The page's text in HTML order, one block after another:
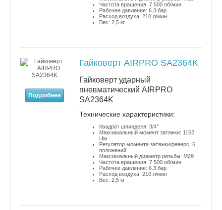
Частота вращения: 7 500 об/мин
Рабочее давление: 6.3 бар
Расход воздуха: 210 л/мин
Вес: 2,5 кг
Подробнее
Гайковерт AIRPRO SA2364K
Гайковерт ударный
пневматический AIRPRO
SA2364K
​Технические характеристики:
Квадрат шпинделя: 3/4"
Максимальный момент затяжки: 1152
Нм
Регулятор момента затяжки/реверс: 6
положений
Максимальный диаметр резьбы: М29
Частота вращения: 7 500 об/мин
Рабочее давление: 6.3 бар
Расход воздуха: 210 л/мин
Вес: 2,5 кг